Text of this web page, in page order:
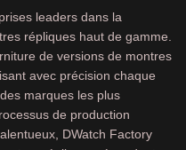
leaders dans la
répliques haut de gamme.
de versions de montres
avec précision chaque
marques les plus
de production
DWatch Factory